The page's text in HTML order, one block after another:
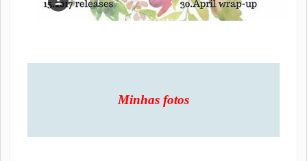
Minhas fotos